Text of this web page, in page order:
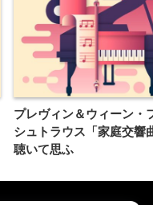
プレヴィン＆ウィーン・
シュトラウス「家庭交響
聴いて思ふ